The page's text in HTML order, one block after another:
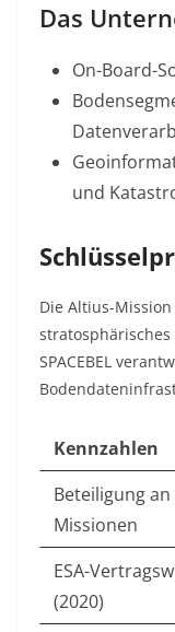
Das
On-Board-
und
Die Altius-
SPACEBEL
Kennzahlen
Beteiligung an
Missionen
ESA-
(2020)